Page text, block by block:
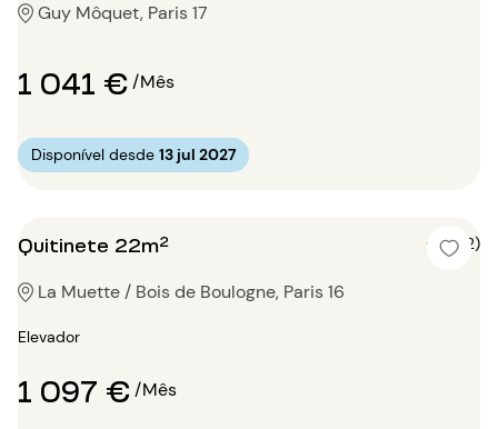
Guy Môquet, Paris 17
1 041 €/Mês
Disponível desde 13 jul 2027
Quitinete 22m² 5 (2)
La Muette / Bois de Boulogne, Paris 16
Elevador
1 097 €/Mês